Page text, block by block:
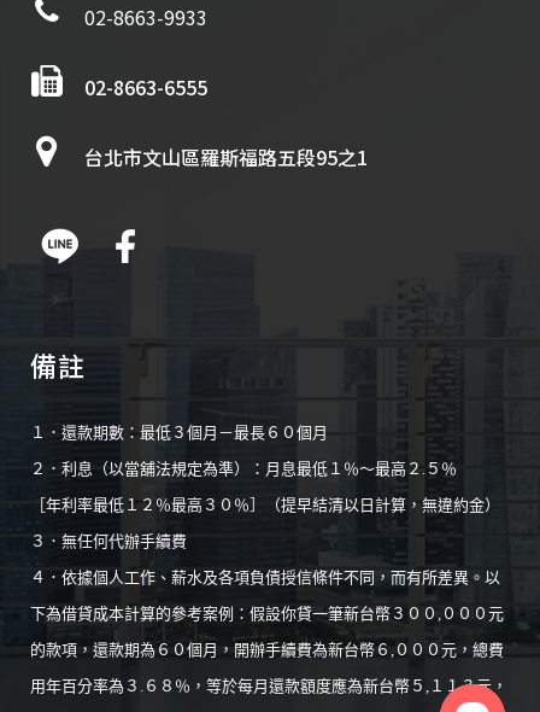
02-8663-9933
02-8663-6555
台北市文山區羅斯福路五段95之1
備註
１．還款期數：最低３個月－最長６０個月
２．利息（以當舖法規定為準）：月息最低１％～最高２.５％
［年利率最低１２％最高３０％］（提早結清以日計算，無違約金）
３．無任何代辦手續費
４．依據個人工作、薪水及各項負債授信條件不同，而有所差異。以
下為借貸成本計算的參考案例：假設你貸一筆新台幣３００,０００元
的款項，還款期為６０個月，開辦手續費為新台幣６,０００元，總費
用年百分率為３.６８％，等於每月還款額度應為新台幣５,１１３元，